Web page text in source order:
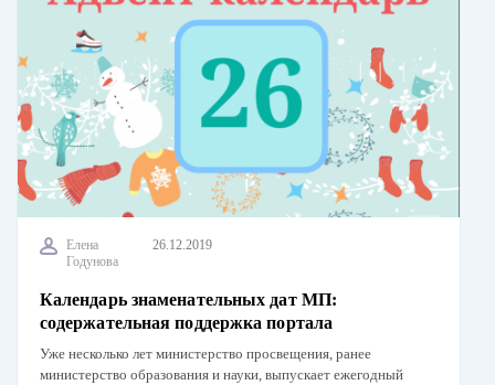
Елена
Годунова
26.12.2019
Календарь знаменательных дат МП:
содержательная поддержка портала
Уже несколько лет министерство просвещения, ранее
министерство образования и науки, выпускает ежегодный